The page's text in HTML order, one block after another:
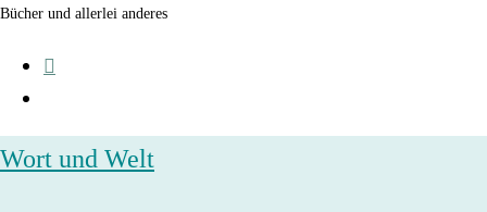
Zum
springen
Bücher und allerlei anderes
Wort und Welt